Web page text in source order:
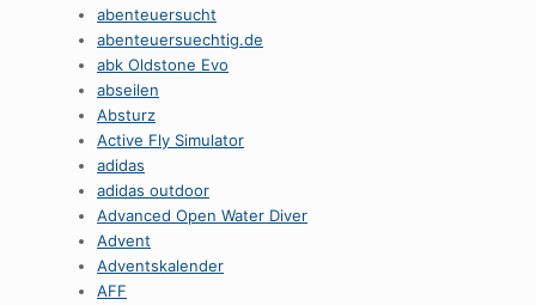
abenteuersucht
abenteuersuechtig.de
abk Oldstone Evo
abseilen
Absturz
Active Fly Simulator
adidas
adidas outdoor
Advanced Open Water Diver
Advent
Adventskalender
AFF